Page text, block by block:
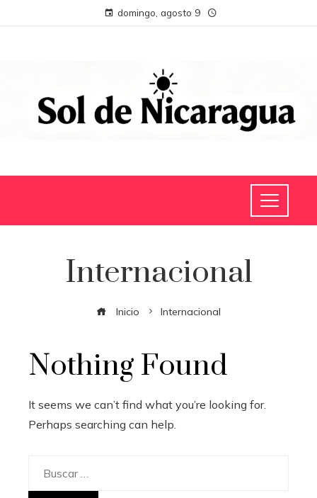
domingo, agosto 9
Internacional
Inicio Internacional
Nothing Found
It seems we can’t find what you’re looking for.
Perhaps searching can help.